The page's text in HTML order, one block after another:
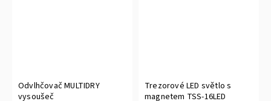
Odvlhčovač MULTIDRY
vysoušeč
Trezorové LED světlo s
magnetem TSS-16LED